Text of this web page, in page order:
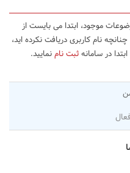
موجود، ابتدا می بایست از
نام کاربری دریافت نکرده اید،
ابتدا در سامانهثبت نامنمایید.